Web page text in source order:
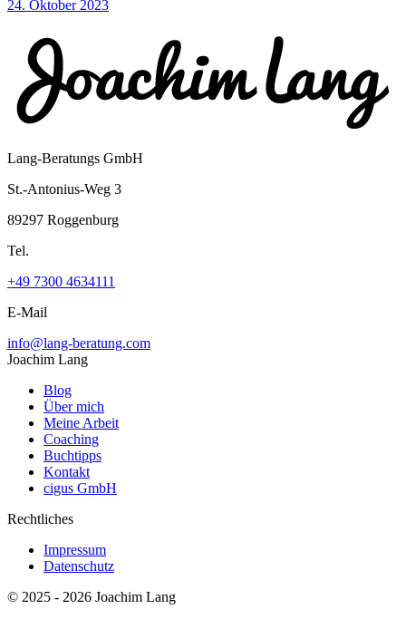
24. Oktober 2023
Lang-Beratungs GmbH
St.-Antonius-Weg 3
89297 Roggenburg
Tel.
+49 7300 4634111
E-Mail
info@lang-beratung.com
Joachim Lang
Blog
Über mich
Meine Arbeit
Coaching
Buchtipps
Kontakt
cigus GmbH
Rechtliches
Impressum
Datenschutz
© 2025 - 2026 Joachim Lang